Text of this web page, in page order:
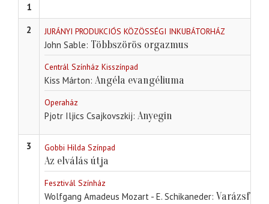
1
2
JURÁNYI PRODUKCIÓS KÖZÖSSÉGI INKUBÁTORHÁZ
John Sable Többszörös orgazmus
Centrál Színház Kisszínpad
Kiss Márton Angéla evangéliuma
Operaház
Pjotr Iljics Csajkovszkij Anyegin
3 Gobbi Hilda Színpad
Az elválás útja
Fesztivál Színház
Wolfgang Amadeus Mozart - E. Schikaneder